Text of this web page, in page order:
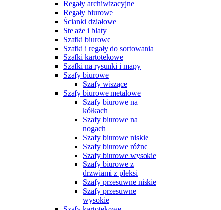
Regały archiwizacyjne
Regały biurowe
Ścianki działowe
Stelaże i blaty
Szafki biurowe
Szafki i regały do sortowania
Szafki kartotekowe
Szafki na rysunki i mapy
Szafy biurowe
Szafy wiszące
Szafy biurowe metalowe
Szafy biurowe na
kółkach
Szafy biurowe na
nogach
Szafy biurowe niskie
Szafy biurowe różne
Szafy biurowe wysokie
Szafy biurowe z
drzwiami z pleksi
Szafy przesuwne niskie
Szafy przesuwne
wysokie